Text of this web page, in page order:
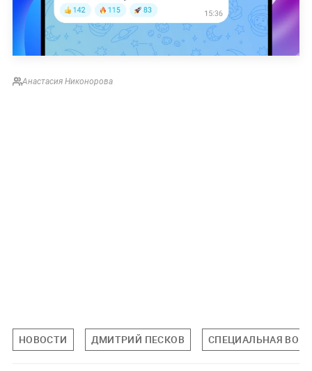
Анастасия Никонорова
НОВОСТИ ДМИТРИЙ ПЕСКОВ СПЕЦИАЛЬНАЯ